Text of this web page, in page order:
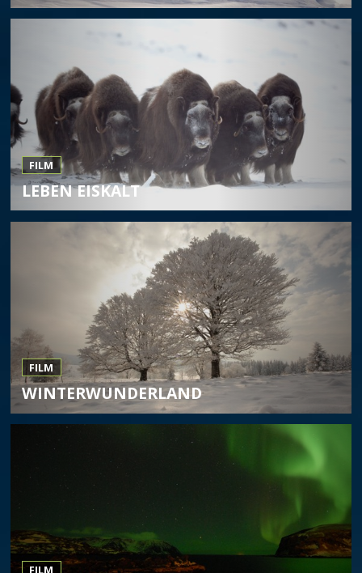
FILM
LEBEN EISKALT
FILM
WINTERWUNDERLAND
FILM